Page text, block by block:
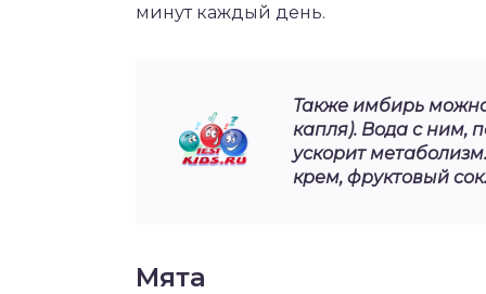
минут каждый день.
Также имбирь
капля). Вода с ним,
ускорит
крем, фруктовый сок.
Мята